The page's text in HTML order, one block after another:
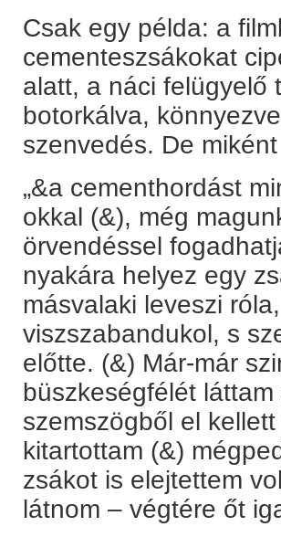
Csak egy példa: a
cementeszsákokat
alatt, a náci felügyelő
botorkálva,
szenvedés. De
„&a cementhordást
okkal (&), még
örvendéssel
nyakára helyez egy
másvalaki leveszi
viszszabandukol, s
előtte. (&) Már-már
büszkeségfélét
szemszögből el
kitartottam (&)
zsákot is elejtettem
látnom – végtére őt